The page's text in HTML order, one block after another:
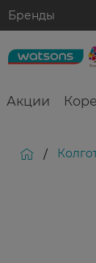
Бренды
Акции
/